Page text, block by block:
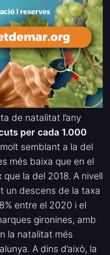
de natalitat l’any
per cada 1.000
semblant a la del
més baixa que en el
la del 2018. A nivell
un descens de la taxa
entre el 2020 i el
gironines, amb
la natalitat més
A dins d’això, la